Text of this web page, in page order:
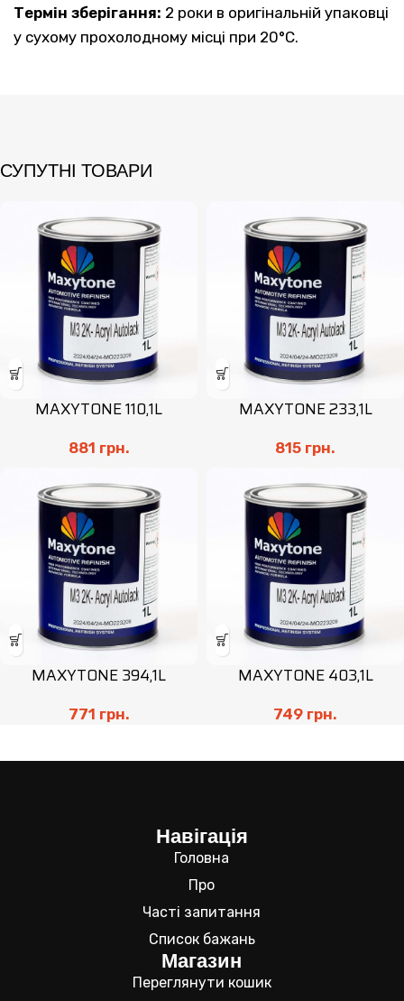
Термін зберігання: 2 роки в оригінальній упаковці
у сухому прохолодному місці при 20°C.
СУПУТНІ ТОВАРИ
MAXYTONE 110,1L
881 грн.
MAXYTONE 233,1L
815 грн.
MAXYTONE 394,1L
771 грн.
MAXYTONE 403,1L
749 грн.
Навігація
Головна
Про
Часті запитання
Список бажань
Магазин
Переглянути кошик